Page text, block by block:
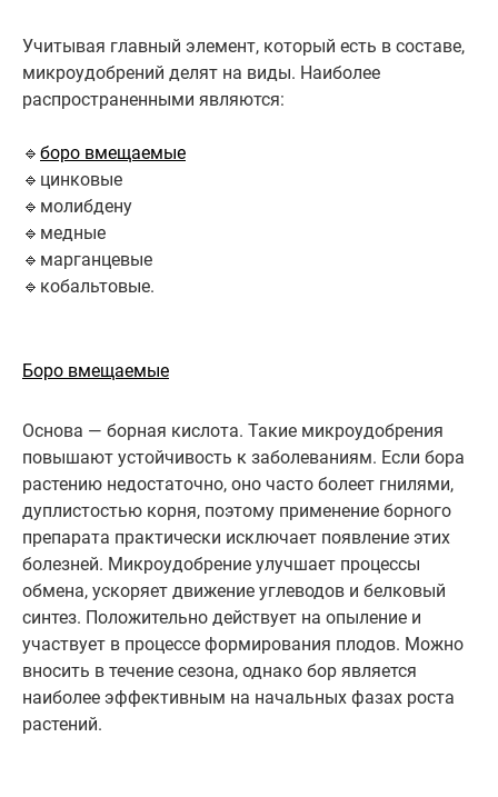
Учитывая главный элемент, который есть в составе,
микроудобрений делят на виды. Наиболее
распространенными являются:
🔹 боро вмещаемые
🔹цинковые
🔹молибдену
🔹медные
🔹марганцевые
🔹кобальтовые.
Боро вмещаемые
Основа — борная кислота. Такие микроудобрения
повышают устойчивость к заболеваниям. Если бора
растению недостаточно, оно часто болеет гнилями,
дуплистостью корня, поэтому применение борного
препарата практически исключает появление этих
болезней. Микроудобрение улучшает процессы
обмена, ускоряет движение углеводов и белковый
синтез. Положительно действует на опыление и
участвует в процессе формирования плодов. Можно
вносить в течение сезона, однако бор является
наиболее эффективным на начальных фазах роста
растений.